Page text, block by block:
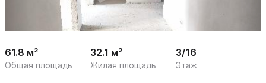
19
61.8 м²
Общая площадь
32.1 м²
Жилая площадь
3/16
Этаж